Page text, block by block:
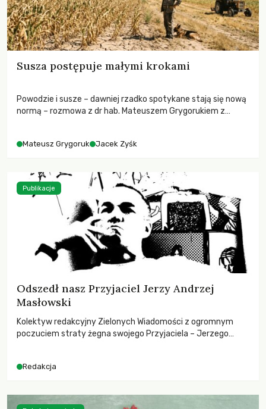
Susza postępuje małymi krokami
Powodzie i susze – dawniej rzadko spotykane stają się nową
normą – rozmowa z dr hab. Mateuszem Grygorukiem z
Mateusz Grygoruk Jacek Zyśk
Odszedł nasz Przyjaciel Jerzy Andrzej
Masłowski
Kolektyw redakcyjny Zielonych Wiadomości z ogromnym
poczuciem straty żegna swojego Przyjaciela – Jerzego
Redakcja
Publikacje